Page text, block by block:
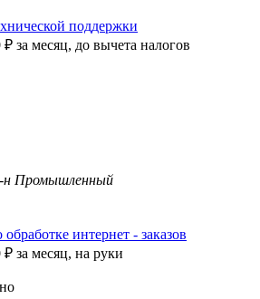
поддержки
₽ за месяц, до вычета налогов
н Промышленный
интернет - заказов
₽ за месяц, на руки